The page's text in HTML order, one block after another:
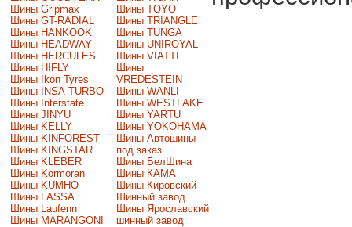
Шины Gripmax
Шины GT-RADIAL
Шины HANKOOK
Шины HEADWAY
Шины HERCULES
Шины HIFLY
Шины Ikon Tyres
Шины INSA TURBO
Шины Interstate
Шины JINYU
Шины KELLY
Шины KINFOREST
Шины KINGSTAR
Шины KLEBER
Шины Kormoran
Шины KUMHO
Шины LASSA
Шины Laufenn
Шины MARANGONI
Шины TOYO
Шины TRIANGLE
Шины TUNGA
Шины UNIROYAL
Шины VIATTI
Шины
VREDESTEIN
Шины WANLI
Шины WESTLAKE
Шины YARTU
Шины YOKOHAMA
Шины Автошины
под заказ
Шины БелШина
Шины КАМА
Шины Кировский
Шинный завод
Шины Ярославский
шинный завод